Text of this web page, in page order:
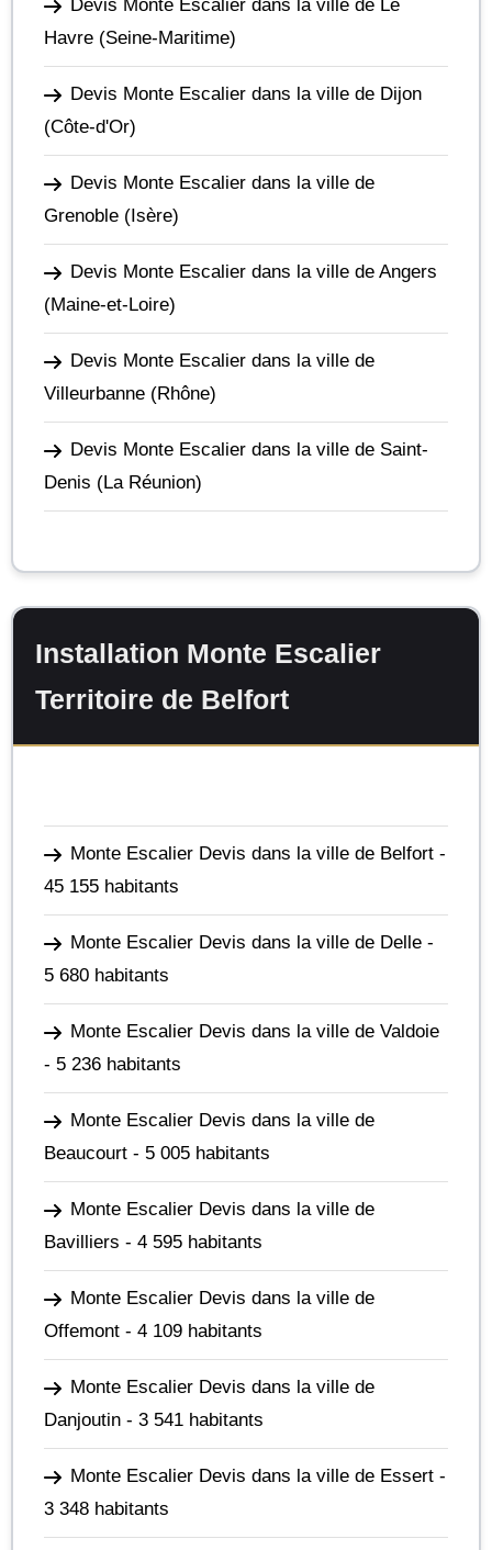
Devis Monte Escalier dans la ville de Le
Havre (Seine-Maritime)
Devis Monte Escalier dans la ville de Dijon
(Côte-d'Or)
Devis Monte Escalier dans la ville de
Grenoble (Isère)
Devis Monte Escalier dans la ville de Angers
(Maine-et-Loire)
Devis Monte Escalier dans la ville de
Villeurbanne (Rhône)
Devis Monte Escalier dans la ville de Saint-
Denis (La Réunion)
Installation Monte Escalier
Territoire de Belfort
Monte Escalier Devis dans la ville de Belfort -
45 155 habitants
Monte Escalier Devis dans la ville de Delle -
5 680 habitants
Monte Escalier Devis dans la ville de Valdoie
- 5 236 habitants
Monte Escalier Devis dans la ville de
Beaucourt - 5 005 habitants
Monte Escalier Devis dans la ville de
Bavilliers - 4 595 habitants
Monte Escalier Devis dans la ville de
Offemont - 4 109 habitants
Monte Escalier Devis dans la ville de
Danjoutin - 3 541 habitants
Monte Escalier Devis dans la ville de Essert -
3 348 habitants